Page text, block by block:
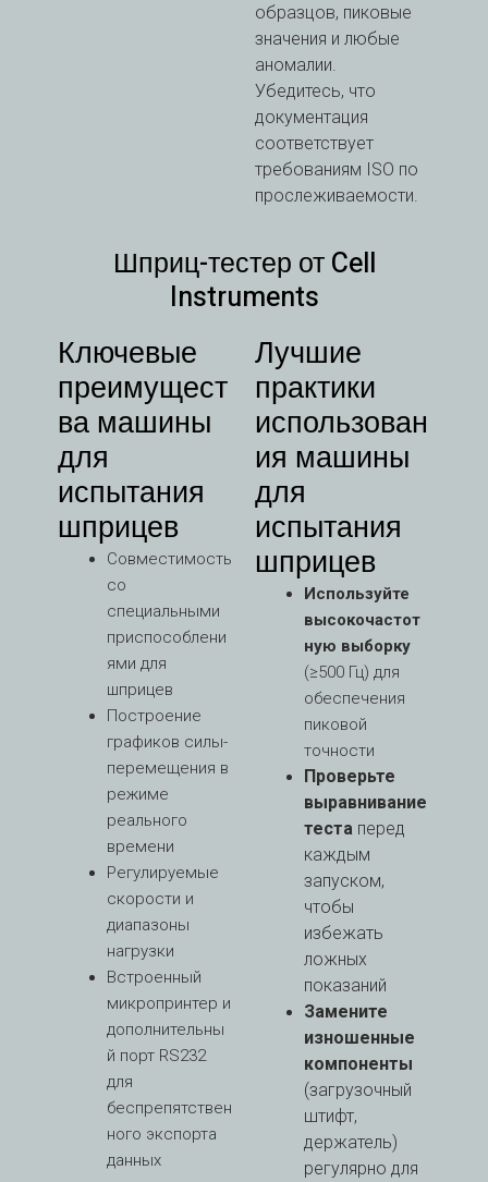
образцов, пиковые
значения и любые
аномалии.
Убедитесь, что
документация
соответствует
требованиям ISO по
прослеживаемости.
Шприц-тестер от Cell
Instruments
Ключевые
преимущест
ва машины
для
испытания
шприцев
Совместимость
со
специальными
приспособлени
ями для
шприцев
Построение
графиков силы-
перемещения в
режиме
реального
времени
Регулируемые
скорости и
диапазоны
нагрузки
Встроенный
микропринтер и
дополнительны
й порт RS232
для
беспрепятствен
ного экспорта
данных
Лучшие
практики
использован
ия машины
для
испытания
шприцев
Используйте
высокочастот
ную выборку
(≥500 Гц) для
обеспечения
пиковой
точности
Проверьте
выравнивание
теста перед
каждым
запуском,
чтобы
избежать
ложных
показаний
Замените
изношенные
компоненты
(загрузочный
штифт,
держатель)
регулярно для